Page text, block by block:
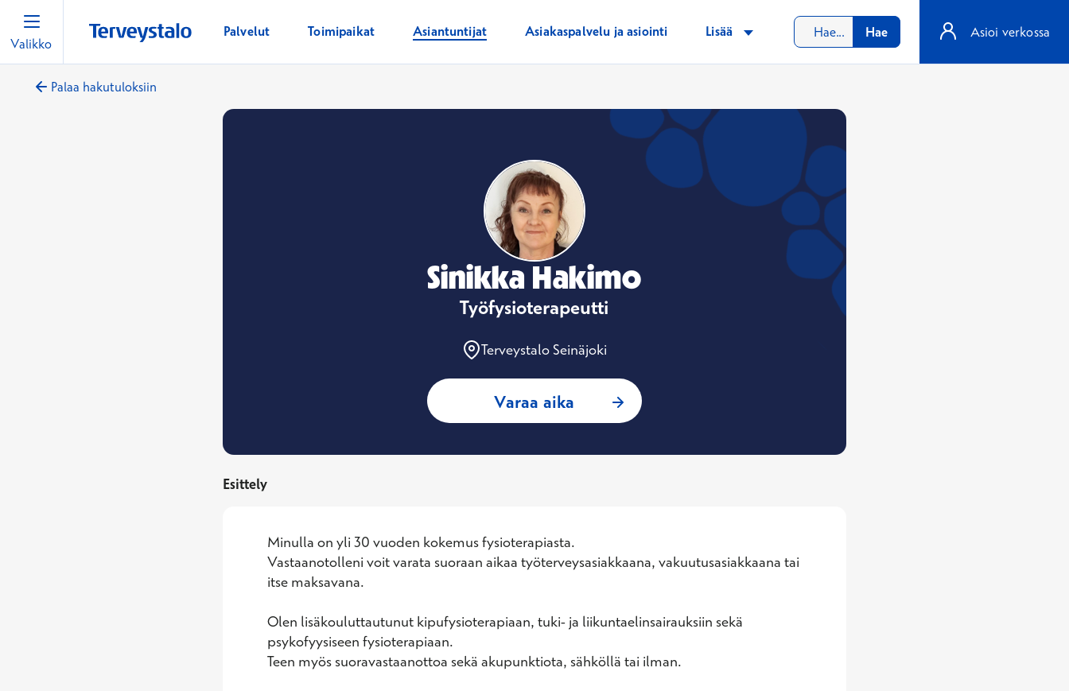
Valikko
Palvelut Toimipaikat Asiantuntijat Asiakaspalvelu ja asiointi Lisää Hae Asioi verkossa
Palaa hakutuloksiin
Sinikka Hakimo
Työfysioterapeutti
Terveystalo Seinäjoki
Varaa aika : Sinikka Hakimo, Työfysioterapeutti
Esittely
Minulla on yli 30 vuoden kokemus fysioterapiasta.
Vastaanotolleni voit varata suoraan aikaa työterveysasiakkaana, vakuutusasiakkaana tai
itse maksavana.
Olen lisäkouluttautunut kipufysioterapiaan, tuki- ja liikuntaelinsairauksiin sekä
psykofyysiseen fysioterapiaan.
Teen myös suoravastaanottoa sekä akupunktiota, sähköllä tai ilman.